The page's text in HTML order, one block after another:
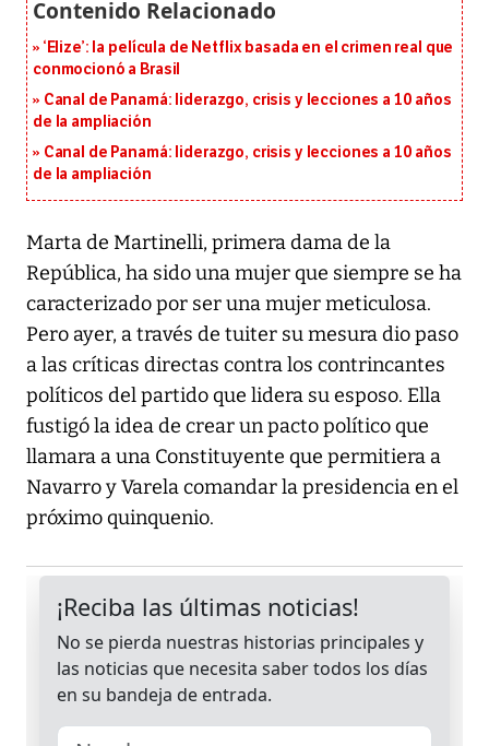
‘Elize’: la película de Netflix basada en el crimen real que
conmocionó a Brasil
Canal de Panamá: liderazgo, crisis y lecciones a 10 años
de la ampliación
Canal de Panamá: liderazgo, crisis y lecciones a 10 años
de la ampliación
Marta de Martinelli, primera dama de la
República, ha sido una mujer que siempre se ha
caracterizado por ser una mujer meticulosa.
Pero ayer, a través de tuiter su mesura dio paso
a las críticas directas contra los contrincantes
políticos del partido que lidera su esposo. Ella
fustigó la idea de crear un pacto político que
llamara a una Constituyente que permitiera a
Navarro y Varela comandar la presidencia en el
próximo quinquenio.